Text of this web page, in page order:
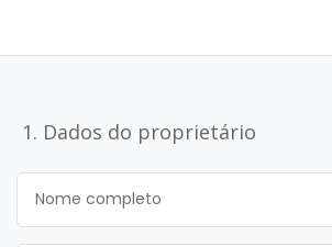
1. Dados do proprietário